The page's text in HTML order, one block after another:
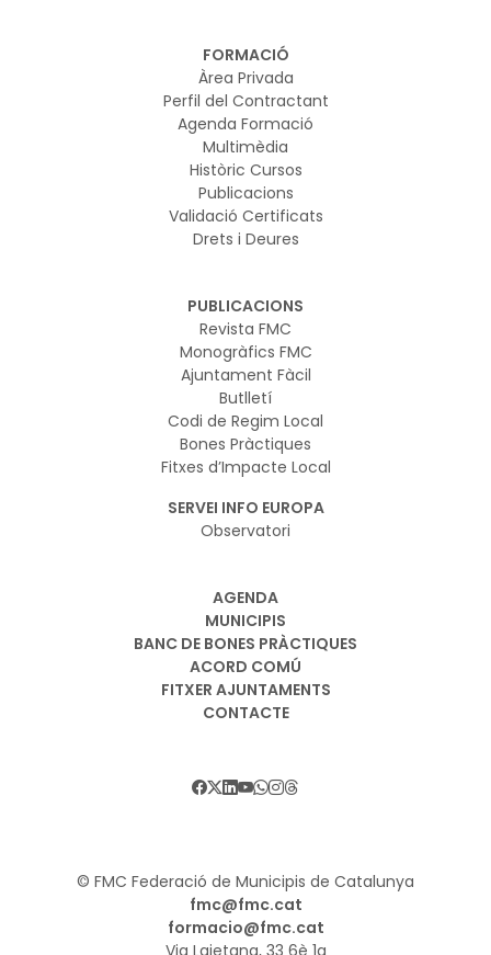
FORMACIÓ
Àrea Privada
Perfil del Contractant
Agenda Formació
Multimèdia
Històric Cursos
Publicacions
Validació Certificats
Drets i Deures
PUBLICACIONS
Revista FMC
Monogràfics FMC
Ajuntament Fàcil
Butlletí
Codi de Regim Local
Bones Pràctiques
Fitxes d’Impacte Local
SERVEI INFO EUROPA
Observatori
AGENDA
MUNICIPIS
BANC DE BONES PRÀCTIQUES
ACORD COMÚ
FITXER AJUNTAMENTS
CONTACTE
© FMC Federació de Municipis de Catalunya
fmc@fmc.cat
formacio@fmc.cat
Via Laietana, 33 6è 1a